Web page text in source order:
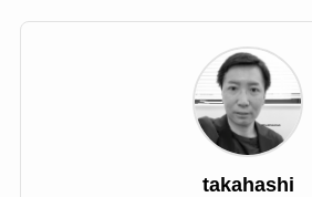
takahashi